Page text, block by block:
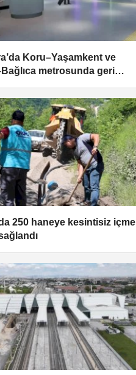
Koru–Yaşamkent ve
metrosunda geri
250 haneye kesintisiz içme